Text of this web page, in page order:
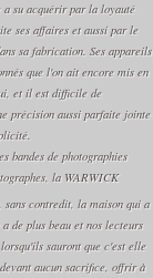
a su acquérir par la loyauté
ses affaires et aussi par le
sa fabrication. Ses appareils
que l'on ait encore mis en
et il est difficile de
précision aussi parfaite jointe
bandes de photographies
la WARWICK
sans contredit, la maison qui a
de plus beau et nos lecteurs
sauront que c'est elle
aucun sacrifice, offrir à